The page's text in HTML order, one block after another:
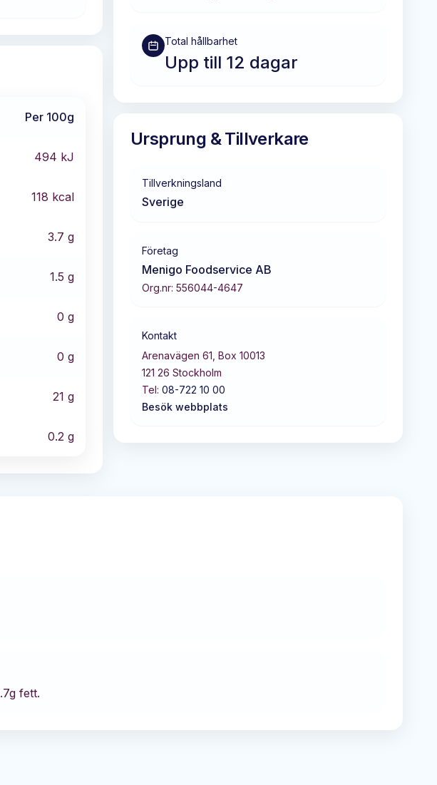
Per 100g
494 kJ
118 kcal
3.7 g
1.5 g
0 g
0 g
21 g
0.2 g
Total hållbarhet
Upp till 12 dagar
Ursprung & Tillverkare
Tillverkningsland
Sverige
Företag
Menigo Foodservice AB
Org.nr: 556044-4647
Kontakt
Arenavägen 61, Box 10013
121 26 Stockholm
Tel: 08-722 10 00
Besök webbplats
g fett.